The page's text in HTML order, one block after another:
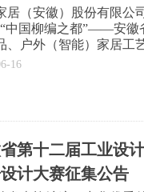
居（安徽）股份有限公
中国柳编之都”——安徽
、户外（智能）家居工
业。公司是国家高新技
“高雅家居杯”设计大赛
、阜阳市工业和信息化
份有限公司举办的设计
16
第十二届工业设
计大赛征集公告